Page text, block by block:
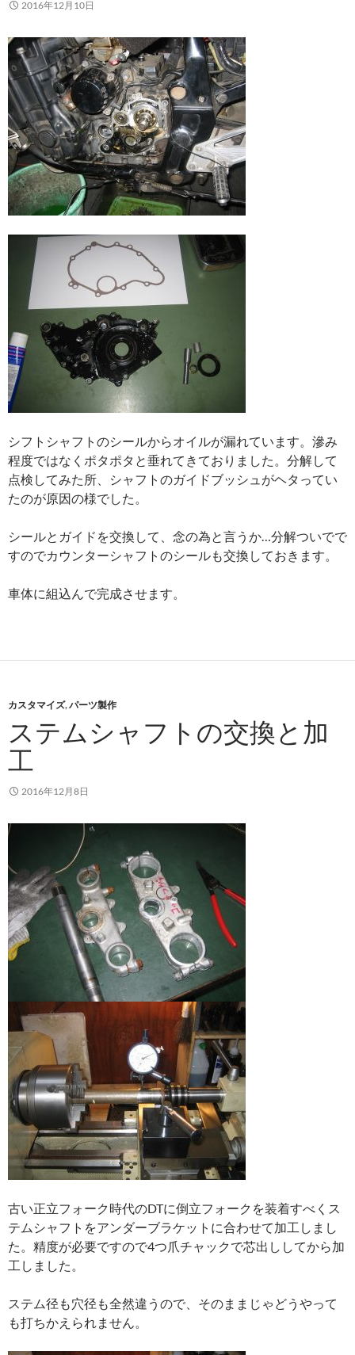
2016年12月10日
シフトシャフトのシールからオイルが漏れています。滲み
程度ではなくポタポタと垂れてきておりました。分解して
点検してみた所、シャフトのガイドブッシュがヘタってい
たのが原因の様でした。
シールとガイドを交換して、念の為と言うか…分解ついでで
すのでカウンターシャフトのシールも交換しておきます。
車体に組込んで完成させます。
カスタマイズ,パーツ製作
ステムシャフトの交換と加
工
2016年12月8日
古い正立フォーク時代のDTに倒立フォークを装着すべくス
テムシャフトをアンダーブラケットに合わせて加工しまし
た。精度が必要ですので4つ爪チャックで芯出ししてから加
工しました。
ステム径も穴径も全然違うので、そのままじゃどうやって
も打ちかえられません。